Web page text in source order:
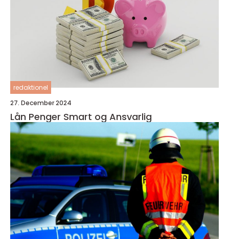
redaktionel
27. December 2024
Lån Penger Smart og Ansvarlig